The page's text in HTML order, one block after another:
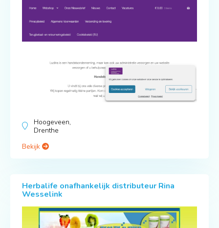
Hoogeveen,
Drenthe
Bekijk
Herbalife onafhankelijk distributeur Rina
Wesselink